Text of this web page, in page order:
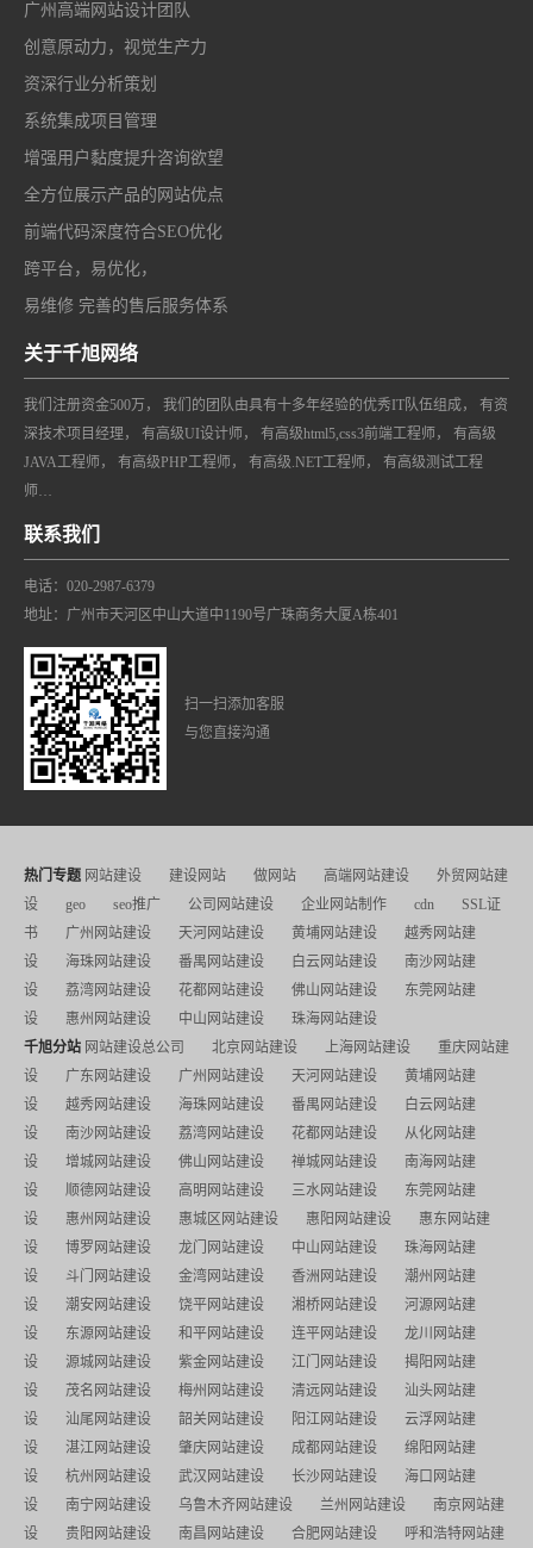
广州高端网站设计团队
创意原动力，视觉生产力
资深行业分析策划
系统集成项目管理
增强用户黏度提升咨询欲望
全方位展示产品的网站优点
前端代码深度符合SEO优化
跨平台，易优化，
易维修 完善的售后服务体系
关于千旭网络
我们注册资金500万， 我们的团队由具有十多年经验的优秀IT队伍组成， 有资
深技术项目经理， 有高级UI设计师， 有高级html5,css3前端工程师， 有高级
JAVA工程师， 有高级PHP工程师， 有高级.NET工程师， 有高级测试工程
师…
联系我们
电话：020-2987-6379
地址：广州市天河区中山大道中1190号广珠商务大厦A栋401
扫一扫添加客服
与您直接沟通
热门专题 网站建设 建设网站 做网站 高端网站建设
外贸网站建
设
geo seo推广 公司网站建设 企业网站制作 cdn
SSL证
书
广州网站建设 天河网站建设 黄埔网站建设
越秀网站建
设
海珠网站建设 番禺网站建设 白云网站建设
南沙网站建
设
荔湾网站建设 花都网站建设 佛山网站建设
东莞网站建
设
惠州网站建设 中山网站建设
珠海网站建设
千旭分站 网站建设总公司 北京网站建设 上海网站建设
重庆网站建
设
广东网站建设 广州网站建设 天河网站建设
黄埔网站建
设
越秀网站建设 海珠网站建设 番禺网站建设
白云网站建
设
南沙网站建设 荔湾网站建设 花都网站建设
从化网站建
设
增城网站建设 佛山网站建设 禅城网站建设
南海网站建
设
顺德网站建设 高明网站建设 三水网站建设
东莞网站建
设
惠州网站建设 惠城区网站建设 惠阳网站建设
惠东网站建
设
博罗网站建设 龙门网站建设 中山网站建设
珠海网站建
设
斗门网站建设 金湾网站建设 香洲网站建设
潮州网站建
设
潮安网站建设 饶平网站建设 湘桥网站建设
河源网站建
设
东源网站建设 和平网站建设 连平网站建设
龙川网站建
设
源城网站建设 紫金网站建设 江门网站建设
揭阳网站建
设
茂名网站建设 梅州网站建设 清远网站建设
汕头网站建
设
汕尾网站建设 韶关网站建设 阳江网站建设
云浮网站建
设
湛江网站建设 肇庆网站建设 成都网站建设
绵阳网站建
设
杭州网站建设 武汉网站建设 长沙网站建设
海口网站建
设
南宁网站建设 乌鲁木齐网站建设 兰州网站建设
南京网站建
设
贵阳网站建设 南昌网站建设 合肥网站建设 呼和浩特网站建